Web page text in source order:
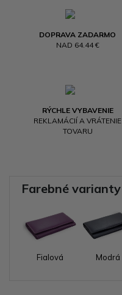
DOPRAVA ZADARMO
NAD 64.44 €
RÝCHLE VYBAVENIE
REKLAMÁCIÍ A VRÁTENIE
TOVARU
Farebné varianty
Fialová Modrá